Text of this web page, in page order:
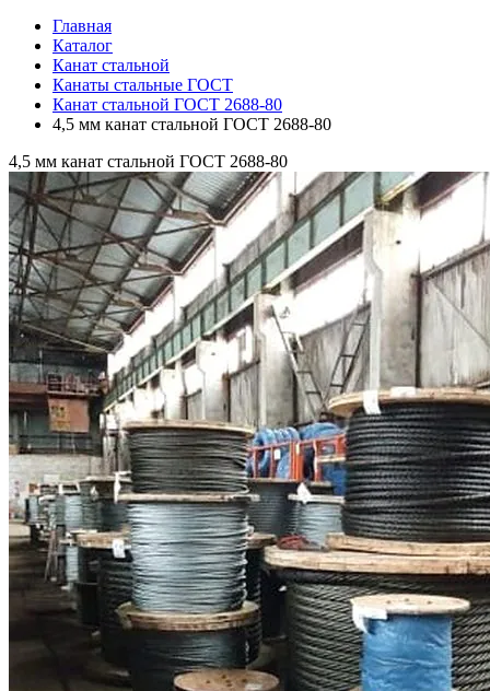
Главная
Каталог
Канат стальной
Канаты стальные ГОСТ
Канат стальной ГОСТ 2688-80
4,5 мм канат стальной ГОСТ 2688-80
4,5 мм канат стальной ГОСТ 2688-80